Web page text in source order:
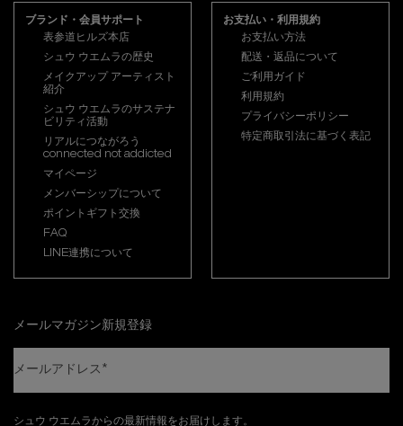
ブランド・会員サポート
表参道ヒルズ本店
シュウ ウエムラの歴史
メイクアップ アーティスト
紹介
シュウ ウエムラのサステナ
ビリティ活動
リアルにつながろう
connected not addicted
マイページ
メンバーシップについて
ポイントギフト交換
FAQ
LINE連携について
お支払い・利用規約
お支払い方法
配送・返品について
ご利用ガイド
利用規約
プライバシーポリシー
特定商取引法に基づく表記
メールマガジン新規登録
メールアドレス *
シュウ ウエムラからの最新情報をお届けします。